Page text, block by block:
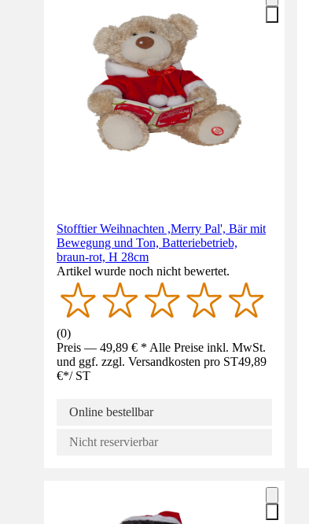
Stofftier Weihnachten ,Merry Pal', Bär mit
Bewegung und Ton, Batteriebetrieb,
braun-rot, H 28cm
Artikel wurde noch nicht bewertet.
(0)
Preis — 49,89 € * Alle Preise inkl. MwSt.
und ggf. zzgl. Versandkosten pro ST49,89
€*/ ST
Online bestellbar
Nicht reservierbar